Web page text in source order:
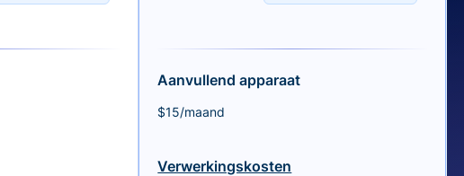
Aanvullend apparaat
$15/maand
Verwerkingskosten